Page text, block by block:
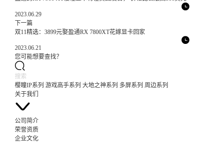
2023.06.29
下一篇
双11精选：3899元娶盈通RX 7800XT花嫁显卡回家
2023.06.21
您可能想要查找？
樱瞳IP系列 游戏高手系列 大地之神系列 多屏系列 周边系列
关于我们
公司简介
荣誉资质
企业文化